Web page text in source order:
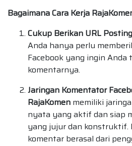
Bagaimana Cara Kerja
Cukup Berikan URL
Anda hanya perlu
Facebook yang ingin Anda
komentarnya.
Jaringan Komentator
RajaKomen memiliki
nyata yang aktif dan siap
yang jujur dan konstruktif.
komentar berasal dari